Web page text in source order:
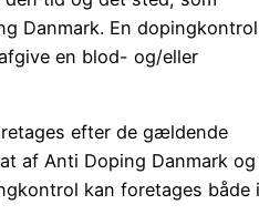
Danmark. En dopingkontrol
en blod- og/eller
efter de gældende
af Anti Doping Danmark og
kan foretages både